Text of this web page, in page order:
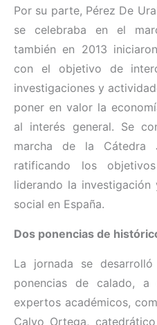
Por su parte, Pérez De
se celebraba en el
también en 2013
con el objetivo de
investigaciones y
poner en valor la
al interés general. Se
marcha de la Cátedra
ratificando los
liderando la
social en España.
Dos ponencias de
La jornada se
ponencias de calado,
expertos académicos,
Calvo Ortega,